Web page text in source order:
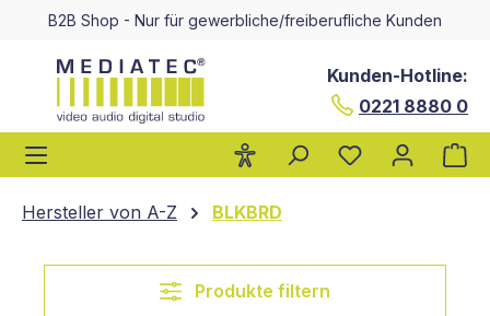
springen
B2B Shop - Nur für gewerbliche/freiberufliche Kunden
Kunden-Hotline:
0221 8880 0
Hersteller von A-Z BLKBRD
Produkte filtern